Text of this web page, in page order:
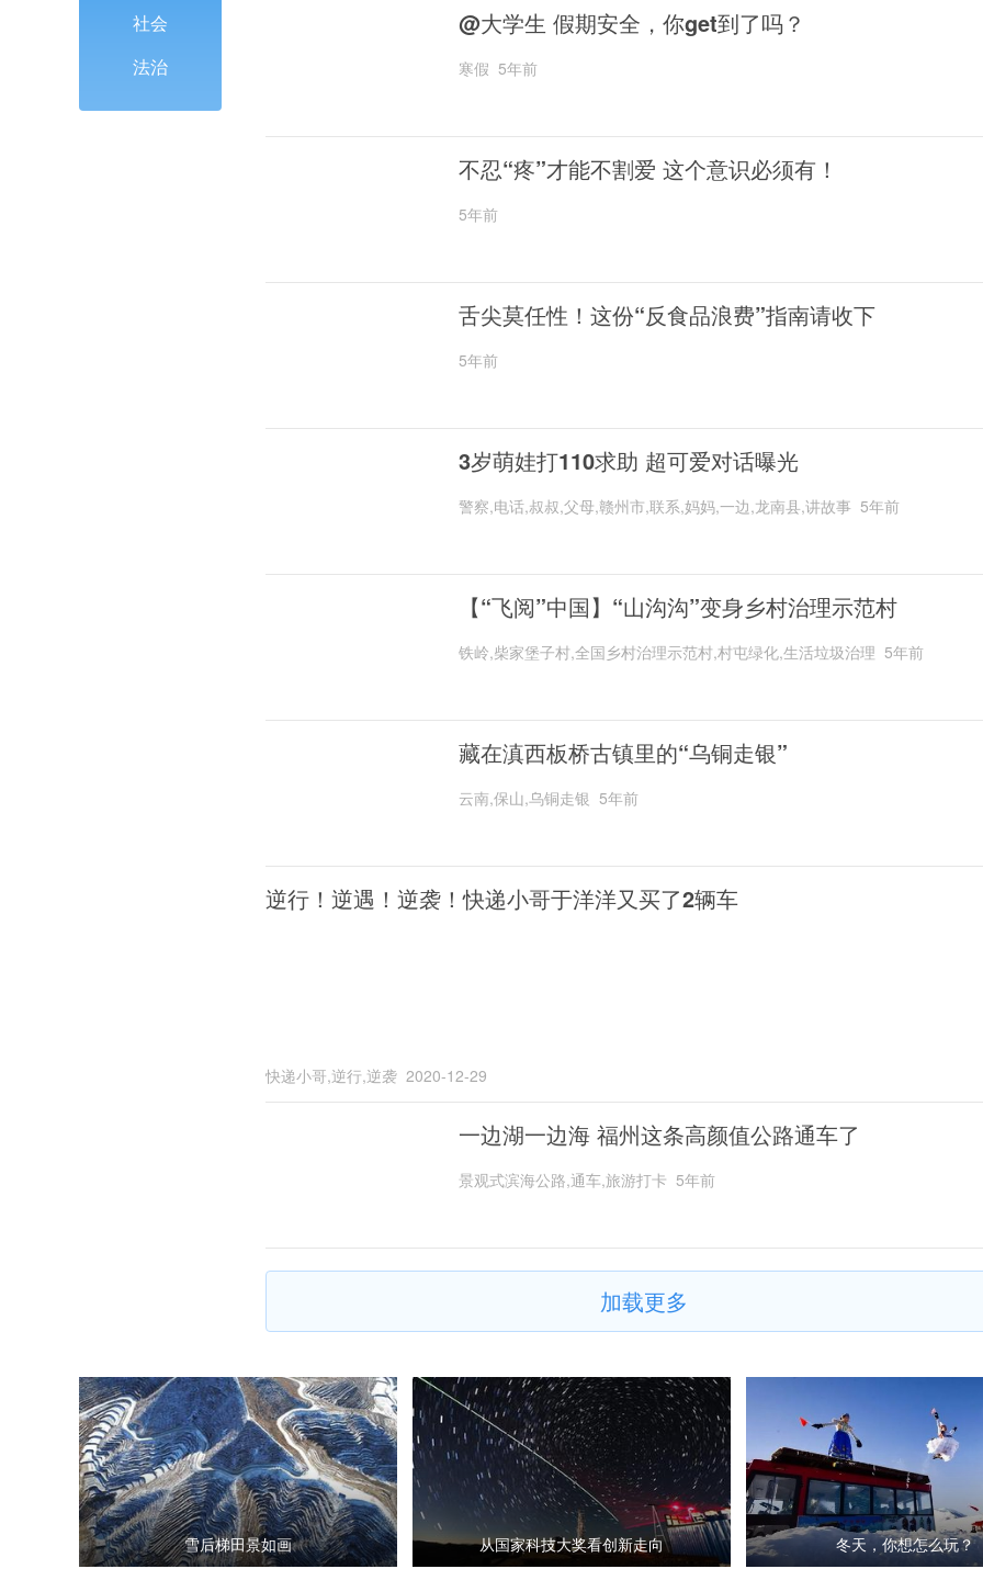
社会
法治
@大学生 假期安全，你get到了吗？
寒假 5年前
不忍“疼”才能不割爱 这个意识必须有！
5年前
舌尖莫任性！这份“反食品浪费”指南请收下
5年前
3岁萌娃打110求助 超可爱对话曝光
警察,电话,叔叔,父母,赣州市,联系,妈妈,一边,龙南县,讲故事 5年前
【“飞阅”中国】“山沟沟”变身乡村治理示范村
铁岭,柴家堡子村,全国乡村治理示范村,村屯绿化,生活垃圾治理 5年前
藏在滇西板桥古镇里的“乌铜走银”
云南,保山,乌铜走银 5年前
逆行！逆遇！逆袭！快递小哥于洋洋又买了2辆车
快递小哥,逆行,逆袭 2020-12-29
一边湖一边海 福州这条高颜值公路通车了
景观式滨海公路,通车,旅游打卡 5年前
加载更多
雪后梯田景如画 从国家科技大奖看创新走向 冬天，你想怎么玩？